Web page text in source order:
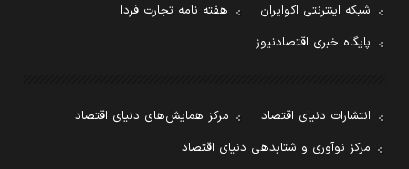
شبکه اینترنتی اکوایران
هفته نامه تجارت فردا
پایگاه خبری اقتصادنیوز
انتشارات دنیای اقتصاد
مرکز همایش‌های دنیای اقتصاد
مرکز نوآوری و شتابدهی دنیای اقتصاد